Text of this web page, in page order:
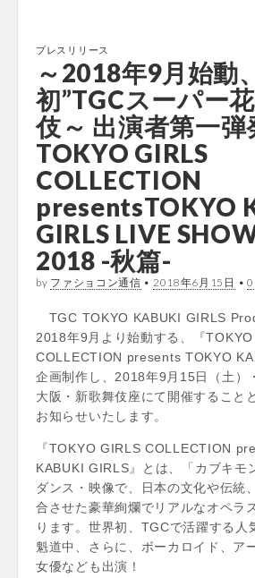
プレスリリース
～2018年9月始動
初”TGCスーパー
伎～ 出演者第一弾
TOKYO GIRLS
COLLECTION
presentsTOKYO
GIRLS LIVE
2018 -秋篇-
by ファショコン通信 • 2018年6月15日 •
TGC TOKYO KABUKI GIRLS
2018年9月より始動する、『
COLLECTION presents TOKYO
企画制作し、2018年9月15日（土）
大阪・新歌舞伎座にて開催すること
お知らせいたします。
『TOKYO GIRLS COLLECTION
KABUKI GIRLS』とは、「カブキモ
ダンス・映像で、日本の文化や伝統
合させた豪華絢爛でリアルなオペラ
ります。世界初、TGCで活躍する人
魁道中、さらに、ボーカロイド、ア
女優なども出演！